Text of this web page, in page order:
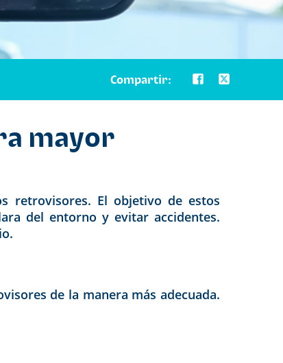
Compartir:
mayor
retrovisores. El objetivo de estos
del entorno y evitar accidentes.
de la manera más adecuada.